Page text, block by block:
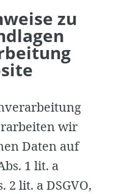
zu
wir
Daten auf
1 lit. a
2 lit. a DSGVO,